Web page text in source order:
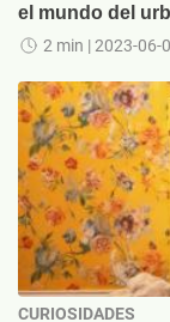
el mundo del
2 min | 2023-06-
CURIOSIDADES